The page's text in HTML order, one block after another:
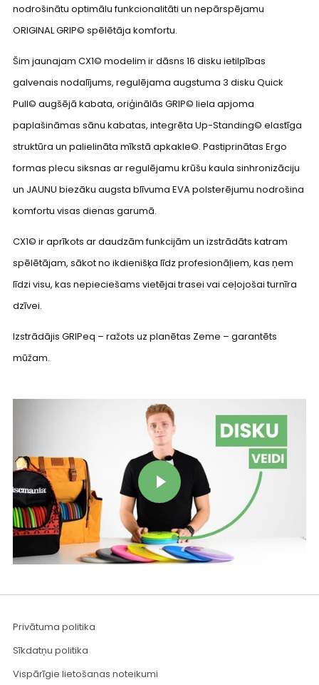
nodrošinātu optimālu funkcionalitāti un nepārspējamu
ORIGINAL GRIP©️ spēlētāja komfortu.
Šim jaunajam CX1©️ modelim ir dāsns 16 disku ietilpības
galvenais nodalījums, regulējama augstuma 3 disku Quick
Pull©️ augšējā kabata, oriģinālās GRIP©️ liela apjoma
paplašināmas sānu kabatas, integrēta Up-Standing©️ elastīga
struktūra un palielināta mīkstā apkakle©️. Pastiprinātas Ergo
formas plecu siksnas ar regulējamu krūšu kaula sinhronizāciju
un JAUNU biezāku augsta blīvuma EVA polsterējumu nodrošina
komfortu visas dienas garumā.
CX1©️ ir aprīkots ar daudzām funkcijām un izstrādāts katram
spēlētājam, sākot no ikdienišķa līdz profesionāļiem, kas ņem
līdzi visu, kas nepieciešams vietējai trasei vai ceļojošai turnīra
dzīvei.
Izstrādājis GRIPeq – ražots uz planētas Zeme – garantēts
mūžam.
Atskaņot video
Privātuma politika
Sīkdatņu politika
Vispārīgie lietošanas noteikumi